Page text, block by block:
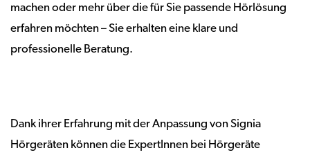
machen oder mehr über die für Sie passende Hörlösung
erfahren möchten – Sie erhalten eine klare und
professionelle Beratung.
Dank ihrer Erfahrung mit der Anpassung von Signia
Hörgeräten können die ExpertInnen bei Hörgeräte